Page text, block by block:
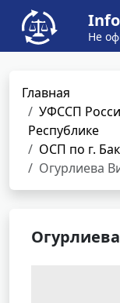
Не
Главная
УФССП
Республике
ОСП по г.
Огурлиева